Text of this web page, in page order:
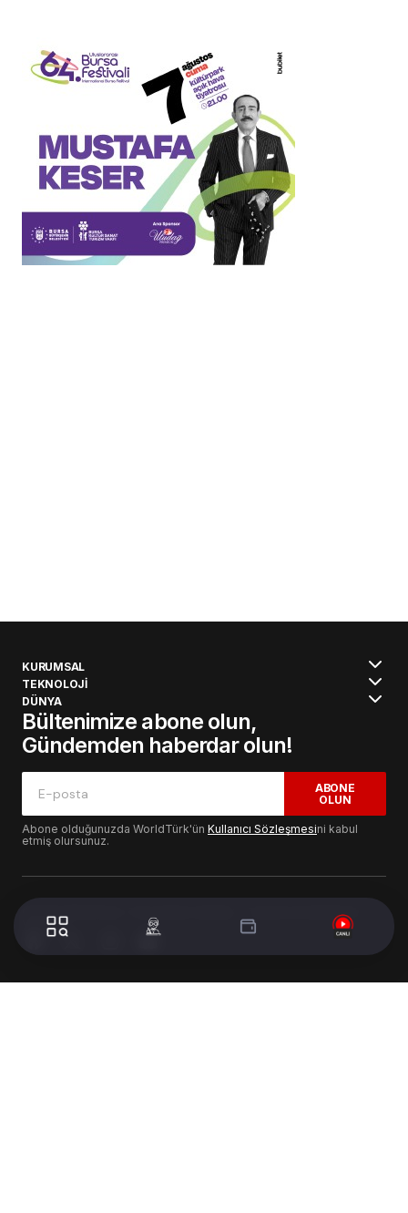
KURUMSAL
TEKNOLOJİ
DÜNYA
Bültenimize abone olun,
Gündemden haberdar olun!
ABONE
OLUN
Abone olduğunuzda WorldTürk'ün Kullanıcı Sözleşmesini kabul
etmiş olursunuz.
© 2024 WorldTurk. Tüm Hakları Saklıdır. - Tasarım & Geliştirme :
Volion's